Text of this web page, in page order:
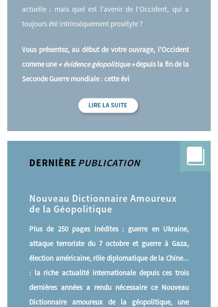
actuelle : mais quel est l’avenir de l’Occident, qui a
toujours été intrinsèquement prosélyte ?
Vous présentez, au début de votre ouvrage, l’Occident
comme une« évidence géopolitique »depuis la fin de la
Seconde Guerre mondiale : cette évi
DERNIÈRE PUBLICATION
Nouveau Dictionnaire Amoureux
de la Géopolitique
Plus de 250 pages inédites : guerre en Ukraine,
attaque terroriste du 7 octobre et guerre à Gaza,
élection américaine, rôle diplomatique de la Chine...
: la riche actualité internationale depuis ces trois
dernières années a rendu nécessaire ce Nouveau
Dictionnaire amoureux de la géopolitique, une